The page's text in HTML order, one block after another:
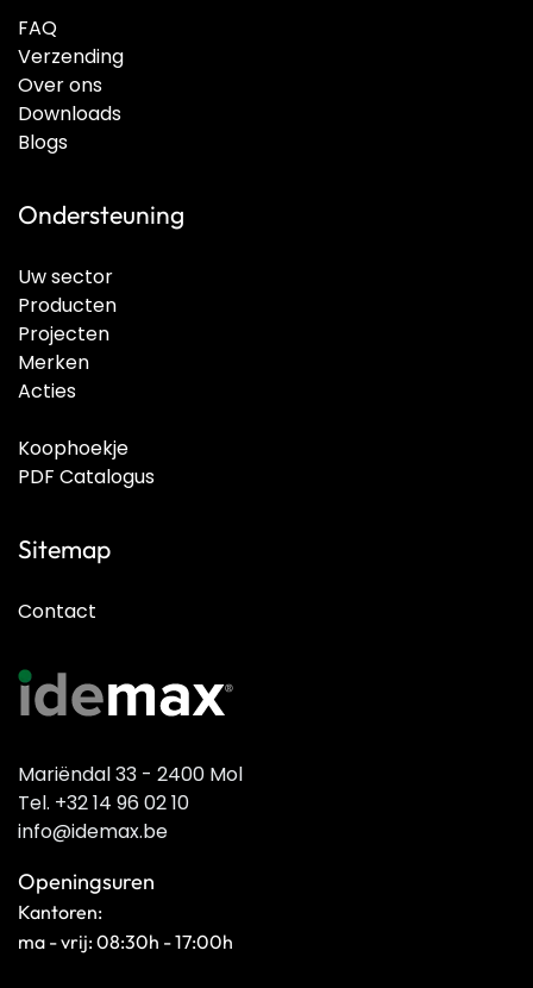
FAQ
Verzending
Over ons
Downloads
Blogs
Ondersteuning
Uw sector
Producten
Projecten
Merken
Acties
Koophoekje
PDF Catalogus
Sitemap
Contact
Mariëndal 33 - 2400 Mol
Tel. +32 14 96 02 10
info@idemax.be
Openingsuren
Kantoren:
ma - vrij: 08:30h - 17:00h